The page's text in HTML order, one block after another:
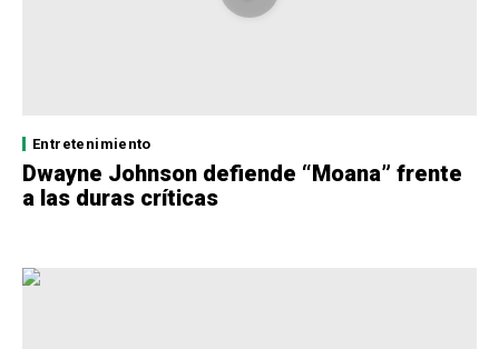
Entretenimiento
Dwayne Johnson defiende “Moana” frente
a las duras críticas